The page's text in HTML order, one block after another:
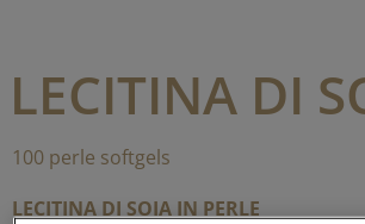
LECITINA DI
100 perle softgels
LECITINA DI SOIA IN PERLE